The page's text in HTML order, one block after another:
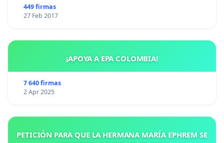
449 firmas
27 Feb 2017
¡APOYA A EPA COLOMBIA!
7 640 firmas
2 Apr 2025
PETICIÓN PARA QUE LA HERMANA MARÍA EPHREM SE